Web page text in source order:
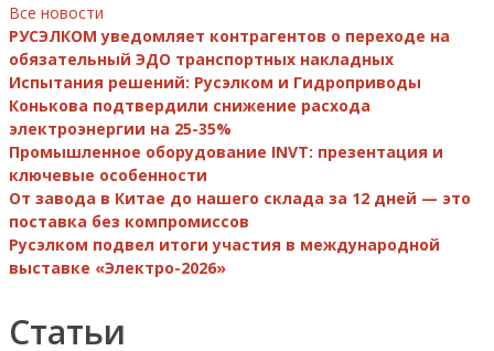
Все новости
РУСЭЛКОМ уведомляет контрагентов о переходе на
обязательный ЭДО транспортных накладных
Испытания решений: Русэлком и Гидроприводы
Конькова подтвердили снижение расхода
электроэнергии на 25-35%
Промышленное оборудование INVT: презентация и
ключевые особенности
От завода в Китае до нашего склада за 12 дней — это
поставка без компромиссов
Русэлком подвел итоги участия в международной
выставке «Электро-2026»
Статьи